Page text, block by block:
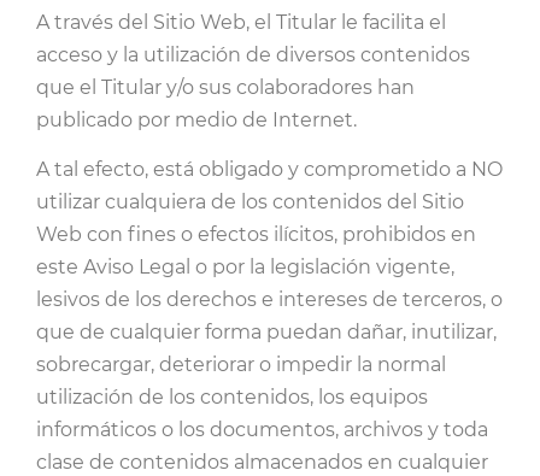
A través del Sitio Web, el Titular le facilita el
acceso y la utilización de diversos contenidos
que el Titular y/o sus colaboradores han
publicado por medio de Internet.
A tal efecto, está obligado y comprometido a NO
utilizar cualquiera de los contenidos del Sitio
Web con fines o efectos ilícitos, prohibidos en
este Aviso Legal o por la legislación vigente,
lesivos de los derechos e intereses de terceros, o
que de cualquier forma puedan dañar, inutilizar,
sobrecargar, deteriorar o impedir la normal
utilización de los contenidos, los equipos
informáticos o los documentos, archivos y toda
clase de contenidos almacenados en cualquier